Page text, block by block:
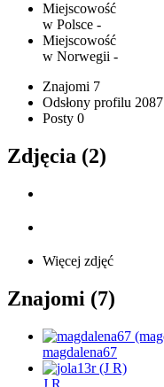
Miejscowość
w Polsce -
Miejscowość
w Norwegii -
Znajomi 7
Odsłony profilu 2087
Posty 0
Zdjęcia (2)
Więcej zdjęć
Znajomi (7)
magdalena67
J R